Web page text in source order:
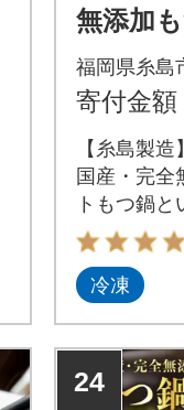
無添加
(約4人
福岡県糸島
寄付金額
【糸島製
国産・完全
トもつ鍋
番気になる
産の生の牛
で新鮮な状
急速冷凍技
ぷりで甘い
がっており
冷凍
24